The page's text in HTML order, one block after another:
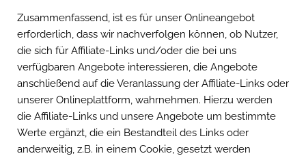
Zusammenfassend, ist es für unser Onlineangebot
erforderlich, dass wir nachverfolgen können, ob Nutzer,
die sich für Affiliate-Links und/oder die bei uns
verfügbaren Angebote interessieren, die Angebote
anschließend auf die Veranlassung der Affiliate-Links oder
unserer Onlineplattform, wahrnehmen. Hierzu werden
die Affiliate-Links und unsere Angebote um bestimmte
Werte ergänzt, die ein Bestandteil des Links oder
anderweitig, z.B. in einem Cookie, gesetzt werden